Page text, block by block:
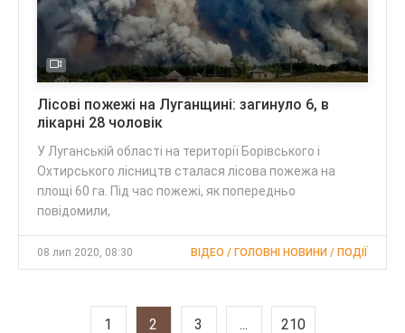
Лісові пожежі на Луганщині: загинуло 6, в
лікарні 28 чоловік
У Луганській області на території Борівського і
Охтирського лісництв сталася лісова пожежа на
площі 60 га. Під час пожежі, як попередньо
повідомили,
08 лип 2020, 08:30 ВІДЕО / ГОЛОВНІ НОВИНИ / ПОДІЇ
1 2 3 ... 210